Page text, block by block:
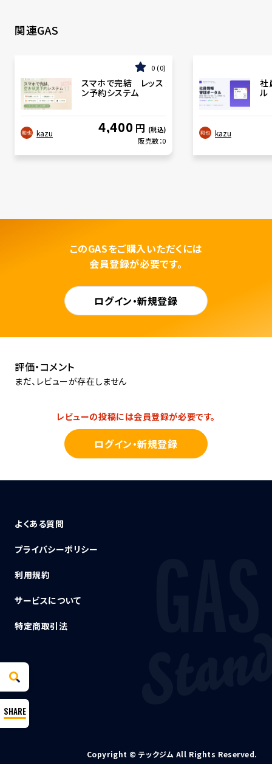
関連GAS
0 0
スマホで完結 レッス
ン予約システム
kazu 4,400 円 (税込)
販売数：0
社
ル
kazu
このGASをご購入いただくには
会員登録が必要です。
ログイン・新規登録
評価・コメント
まだ、レビューが存在しません
レビューの投稿には会員登録が必要です。
ログイン・新規登録
よくある質問
プライバシーポリシー
利用規約
サービスについて
特定商取引法
Copyright © テックジム All Rights Reserved.